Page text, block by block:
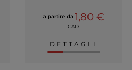
a partire da 1,80 €
CAD.
DETTAGLI